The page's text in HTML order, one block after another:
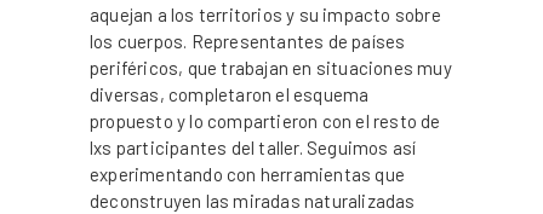
aquejan a los territorios y su impacto sobre
los cuerpos. Representantes de países
periféricos, que trabajan en situaciones muy
diversas, completaron el esquema
propuesto y lo compartieron con el resto de
lxs participantes del taller. Seguimos así
experimentando con herramientas que
deconstruyen las miradas naturalizadas